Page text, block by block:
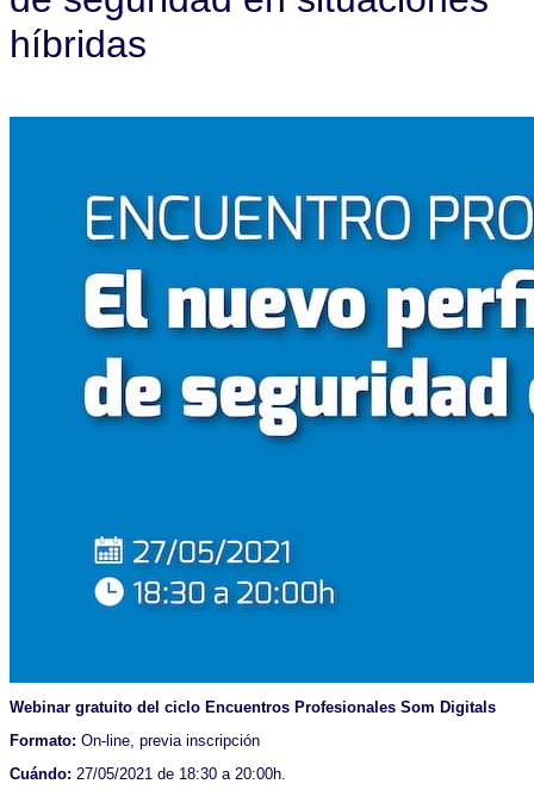
híbridas
Webinar gratuito del ciclo Encuentros Profesionales Som Digitals
Formato: On-line, previa inscripción
Cuándo: 27/05/2021 de 18:30 a 20:00h.